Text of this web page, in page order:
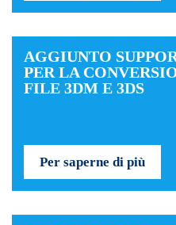
AGGIUNTO
PER LA
FILE 3DM E 3DS
Per saperne di più